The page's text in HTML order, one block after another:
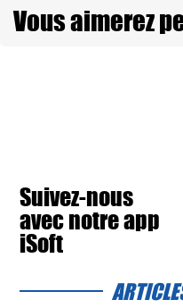
Vous aimerez
Suivez-nous
avec notre app
iSoft